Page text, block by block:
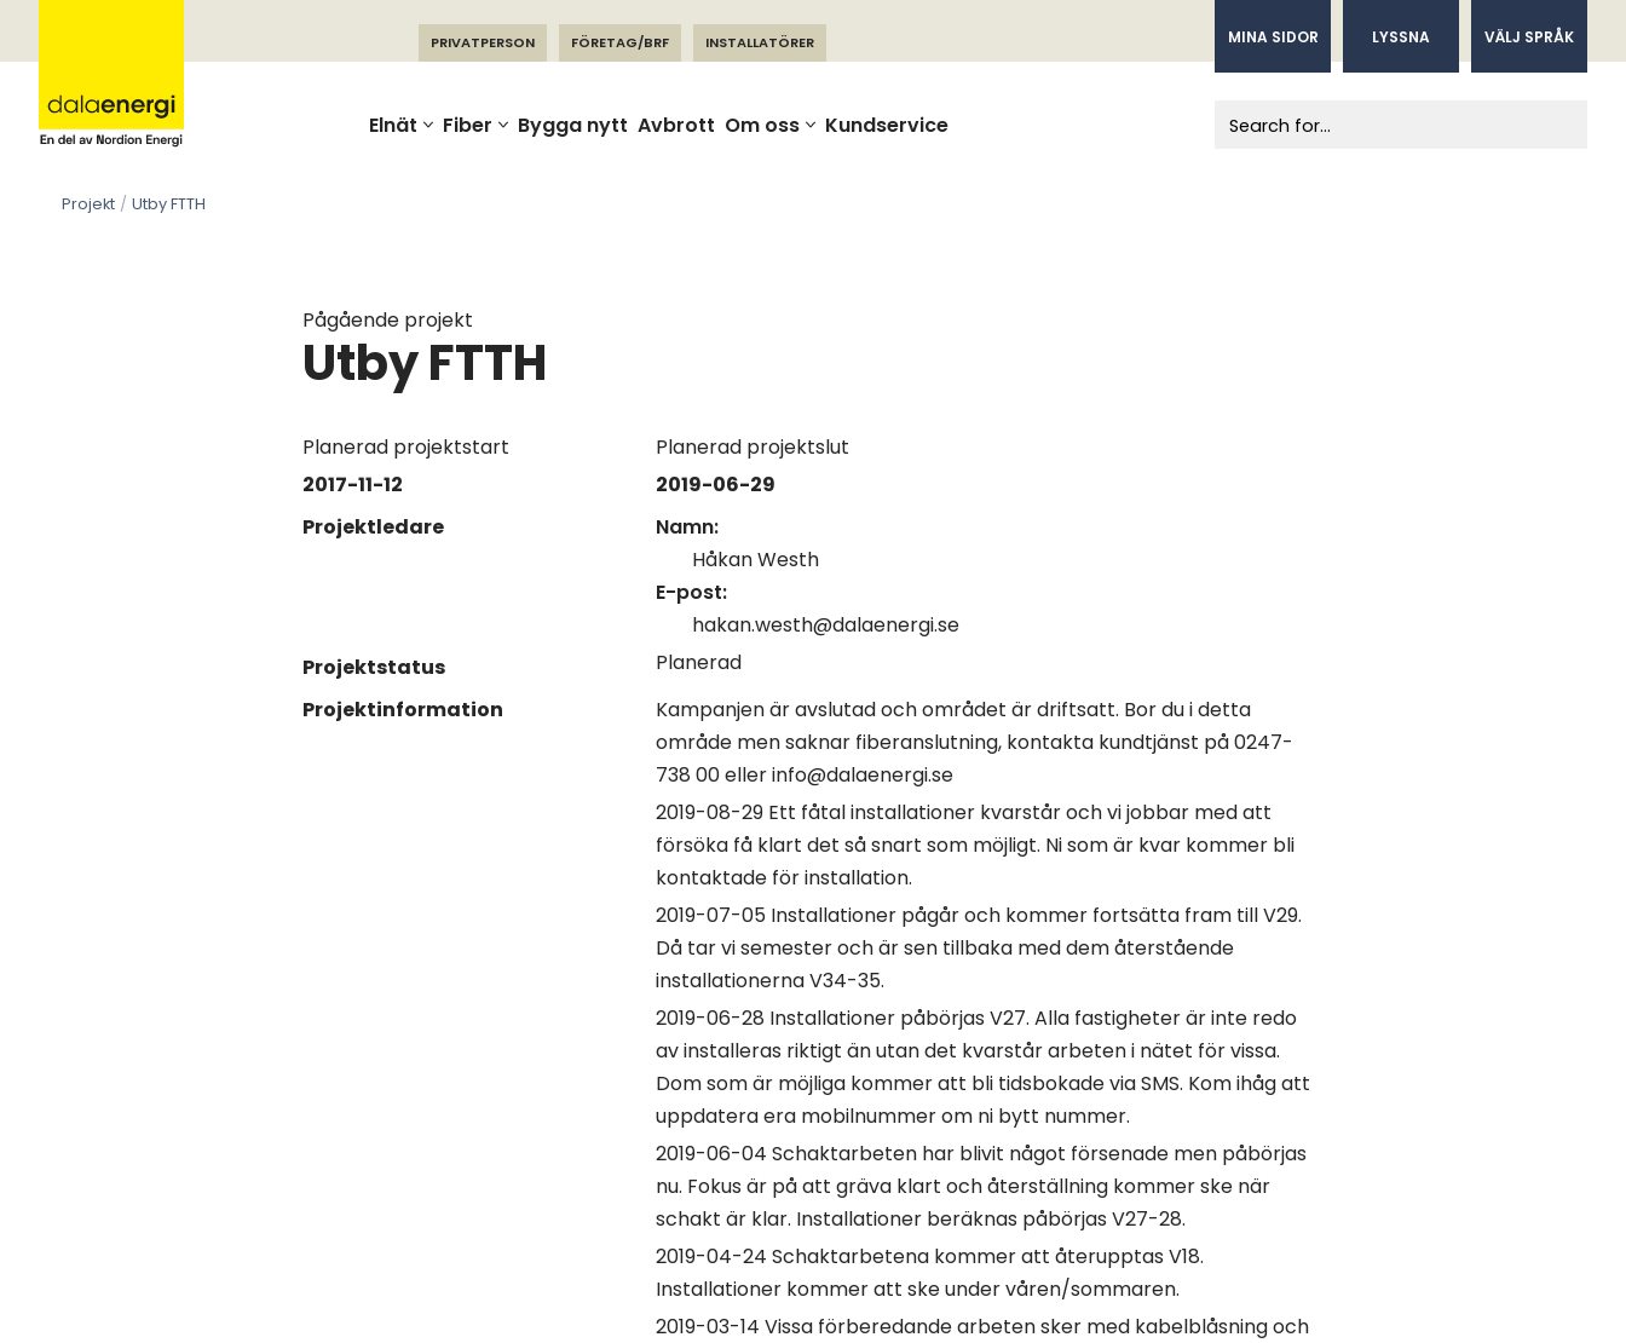
Skip
content
MINA SIDOR LYSSNA VÄLJ SPRÅK
PRIVATPERSON FÖRETAG/BRF INSTALLATÖRER
Elnät Fiber Bygga nytt Avbrott Om oss Kundservice
Projekt Utby FTTH
Pågående projekt
Utby FTTH
Planerad projektstart
2017-11-12
Planerad projektslut
2019-06-29
Projektledare
Namn:
Håkan Westh
E-post:
hakan.westh@dalaenergi.se
Projektstatus
Planerad
Projektinformation
Kampanjen är avslutad och området är driftsatt. Bor du i detta
område men saknar fiberanslutning, kontakta kundtjänst på 0247-
738 00 eller info@dalaenergi.se
2019-08-29 Ett fåtal installationer kvarstår och vi jobbar med att
försöka få klart det så snart som möjligt. Ni som är kvar kommer bli
kontaktade för installation.
2019-07-05 Installationer pågår och kommer fortsätta fram till V29.
Då tar vi semester och är sen tillbaka med dem återstående
installationerna V34-35.
2019-06-28 Installationer påbörjas V27. Alla fastigheter är inte redo
av installeras riktigt än utan det kvarstår arbeten i nätet för vissa.
Dom som är möjliga kommer att bli tidsbokade via SMS. Kom ihåg att
uppdatera era mobilnummer om ni bytt nummer.
2019-06-04 Schaktarbeten har blivit något försenade men påbörjas
nu. Fokus är på att gräva klart och återställning kommer ske när
schakt är klar. Installationer beräknas påbörjas V27-28.
2019-04-24 Schaktarbetena kommer att återupptas V18.
Installationer kommer att ske under våren/sommaren.
2019-03-14 Vissa förberedande arbeten sker med kabelblåsning och